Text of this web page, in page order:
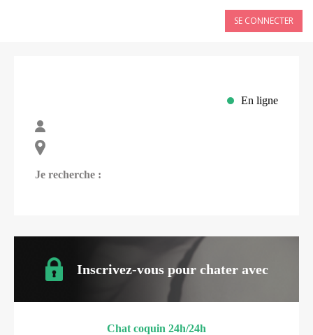
SE CONNECTER
En ligne
Je recherche :
Inscrivez-vous pour chater avec
Chat coquin 24h/24h